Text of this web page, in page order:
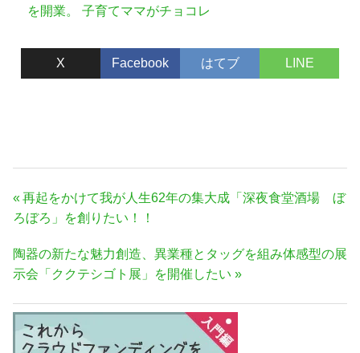
を開業。 子育てママがチョコレ
る！
X
Facebook はてブ LINE
投
稿
ビ
ゲ
ー
シ
ョ
前
の
事:
再起をかけて我が人生62年の集大成「深夜食堂酒場 ぼ
ろぼろ」を創りたい！！
次
の
事:
陶器の新たな魅力創造、異業種とタッグを組み体感型の展
示会「ククテシゴト展」を開催したい